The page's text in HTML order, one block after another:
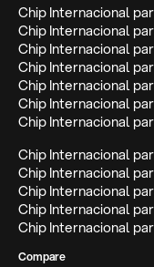
Chip Internacional
Chip Internacional
Chip Internacional
Chip Internacional
Chip Internacional
Chip Internacional
Chip Internacional
Chip Internacional
Chip Internacional
Chip Internacional
Chip Internacional
Chip Internacional
Compare